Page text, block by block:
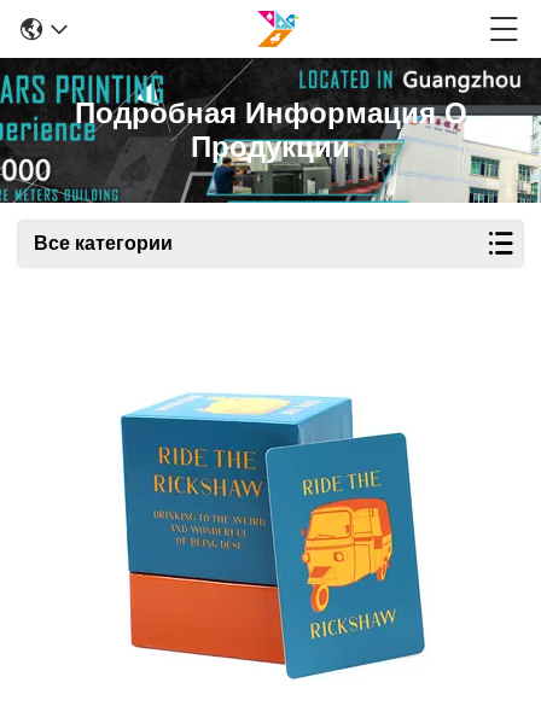
Подробная Информация О
Продукции
Все категории